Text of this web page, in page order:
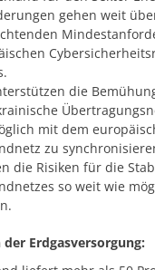
gehen weit
die
mit dem
zu
die Risiken für die
so weit wie
Erdgasversorgung: